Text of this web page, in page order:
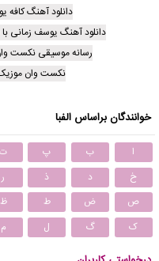
دانلود آهنگ کافه
دانلود آهنگ یوسف زمانی با
رسانه موسیقی نکست
نکست وان
خوانندگان براساس الفبا
ا ب پ ت
خ
د ذ ر
ص
ض ط ظ
ک
گ ل م